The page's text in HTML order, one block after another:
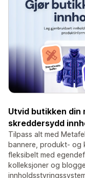
Utvid butikken din
skreddersydd
Tilpass alt med
bannere, produkt- og
fleksibelt med
kolleksjoner og